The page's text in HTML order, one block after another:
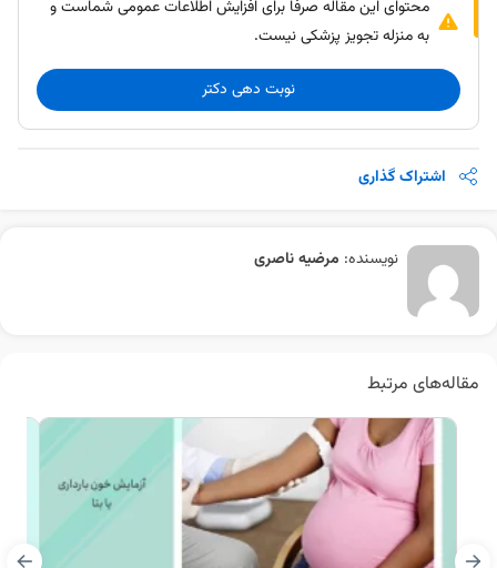
محتوای این مقاله صرفا برای افزایش اطلاعات عمومی شماست و
به منزله تجویز پزشکی نیست.
نوبت دهی دکتر
اشتراک گذاری
نویسنده: مرضیه ناصری
مقاله‌های مرتبط